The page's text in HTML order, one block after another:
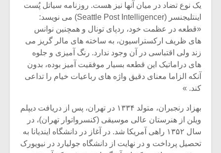
یک نوع تضاد در میان آنها نیز هست. روزنامه سیاتل پُست
اینتلیجنسر (Seattle Post Intelligencer) می نویسد:
«قطعه در عظمت خود، ردپای تونال و همچنین نوانس
های ظریف ارکستراسیون، به ساخته های مالر گریز می
زند ولی اقتباسی در آن وجود ندارد. رنگ آمیزی و جلوه
های دراماتیک این قطعه بسیار موفقیت آمیز بوده، بدون
آنکه الزاما معنای دقیق واژه های رباعیات خیام را تداعی
کند. »
بهزاد رنجبران، متولد ۱۳۳۴ در تهران، پس از دریافت دیپلم
ویلن از هنرستان عالی موسیقی (کنسرواتوار تهران)، در
سال ۱۳۵۲ راهی آمریکا شد. در آغاز در دانشگاه ایندیانا به
تحصیل پرداخت و در نهایت از دانشگاه جولیارد در نیویورک